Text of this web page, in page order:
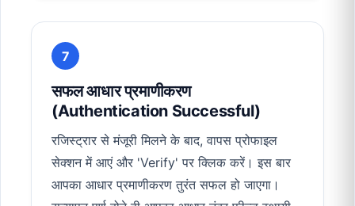
7
सफल आधार प्रमाणीकरण
(Authentication Successful)
रजिस्ट्रार से मंजूरी मिलने के बाद, वापस प्रोफाइल
सेक्शन में आएं और 'Verify' पर क्लिक करें। इस बार
आपका आधार प्रमाणीकरण तुरंत सफल हो जाएगा।